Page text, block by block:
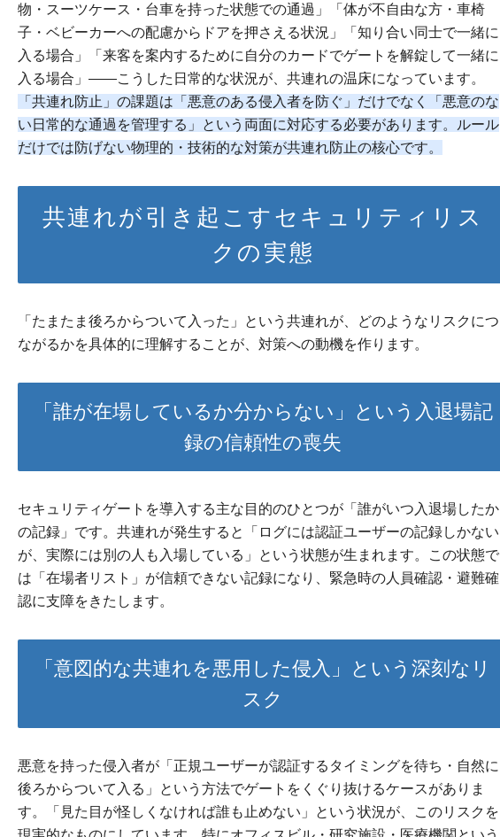
物・スーツケース・台車を持った状態での通過」「体が不自由な方・車椅
子・ベビーカーへの配慮からドアを押さえる状況」「知り合い同士で一緒に
入る場合」「来客を案内するために自分のカードでゲートを解錠して一緒に
入る場合」——こうした日常的な状況が、共連れの温床になっています。
「共連れ防止」の課題は「悪意のある侵入者を防ぐ」だけでなく「悪意のな
い日常的な通過を管理する」という両面に対応する必要があります。ルール
だけでは防げない物理的・技術的な対策が共連れ防止の核心です。
共連れが引き起こすセキュリティリス
クの実態
「たまたま後ろからついて入った」という共連れが、どのようなリスクにつ
ながるかを具体的に理解することが、対策への動機を作ります。
「誰が在場しているか分からない」という入退場記
録の信頼性の喪失
セキュリティゲートを導入する主な目的のひとつが「誰がいつ入退場したか
の記録」です。共連れが発生すると「ログには認証ユーザーの記録しかない
が、実際には別の人も入場している」という状態が生まれます。この状態で
は「在場者リスト」が信頼できない記録になり、緊急時の人員確認・避難確
認に支障をきたします。
「意図的な共連れを悪用した侵入」という深刻なリ
スク
悪意を持った侵入者が「正規ユーザーが認証するタイミングを待ち・自然に
後ろからついて入る」という方法でゲートをくぐり抜けるケースがありま
す。「見た目が怪しくなければ誰も止めない」という状況が、このリスクを